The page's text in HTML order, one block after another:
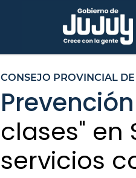
CONSEJO PROVINCIAL
clases" en
servicios